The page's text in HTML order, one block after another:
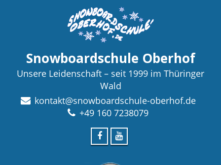
Snowboardschule Oberhof
Unsere Leidenschaft – seit 1999 im Thüringer
Wald
kontakt@snowboardschule-oberhof.de
+49 160 7238079